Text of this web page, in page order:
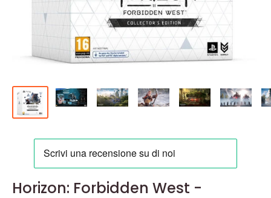
Horizon: Forbidden West -